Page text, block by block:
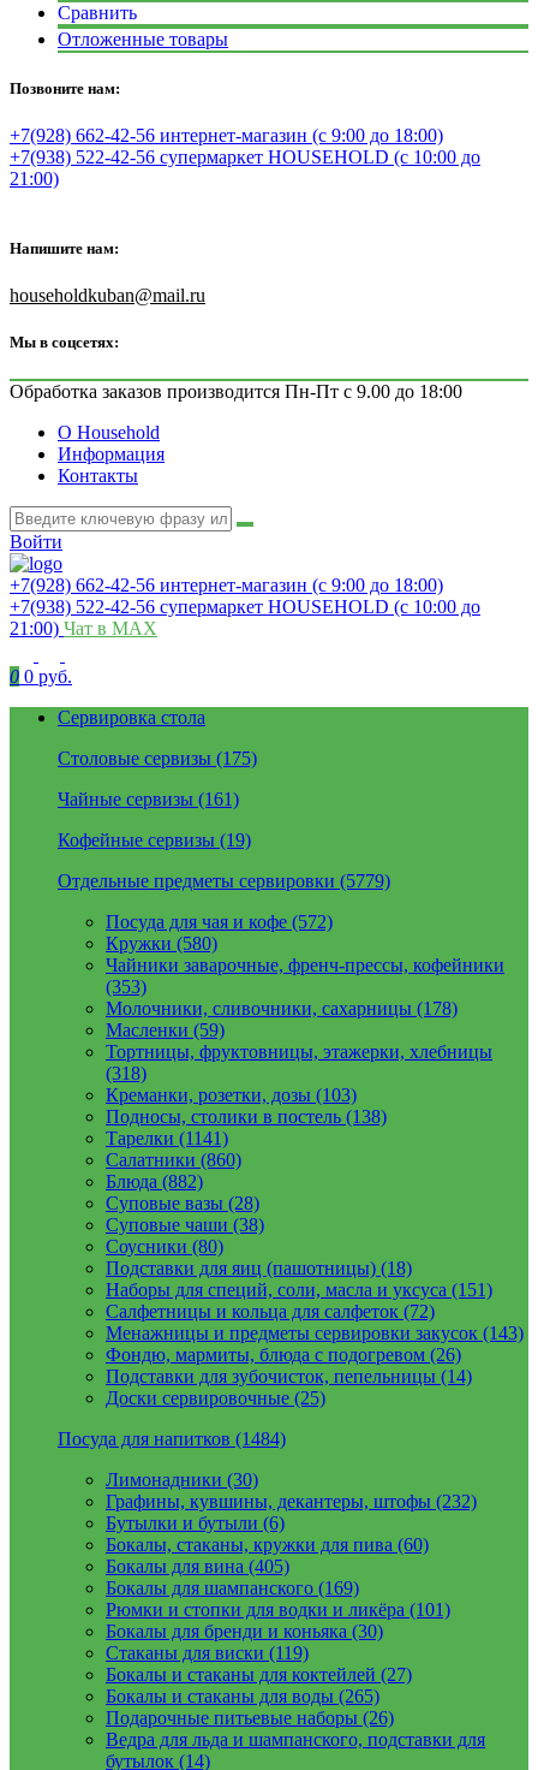
Сравнить
Отложенные товары
Позвоните нам:
+7(928) 662-42-56 интернет-магазин (с 9:00 до 18:00)
+7(938) 522-42-56 супермаркет HOUSEHOLD (с 10:00 до
21:00)
Напишите нам:
householdkuban@mail.ru
Мы в соцсетях:
Обработка заказов производится Пн-Пт с 9.00 до 18:00
О Household
Информация
Контакты
Войти
+7(928) 662-42-56 интернет-магазин (с 9:00 до 18:00)
+7(938) 522-42-56 супермаркет HOUSEHOLD (с 10:00 до
21:00) Чат в MAX
0 0 руб.
Сервировка стола
Столовые сервизы (175)
Чайные сервизы (161)
Кофейные сервизы (19)
Отдельные предметы сервировки (5779)
Посуда для чая и кофе (572)
Кружки (580)
Чайники заварочные, френч-прессы, кофейники
(353)
Молочники, сливочники, сахарницы (178)
Масленки (59)
Тортницы, фруктовницы, этажерки, хлебницы
(318)
Креманки, розетки, дозы (103)
Подносы, столики в постель (138)
Тарелки (1141)
Салатники (860)
Блюда (882)
Суповые вазы (28)
Суповые чаши (38)
Соусники (80)
Подставки для яиц (пашотницы) (18)
Наборы для специй, соли, масла и уксуса (151)
Салфетницы и кольца для салфеток (72)
Менажницы и предметы сервировки закусок (143)
Фондю, мармиты, блюда с подогревом (26)
Подставки для зубочисток, пепельницы (14)
Доски сервировочные (25)
Посуда для напитков (1484)
Лимонадники (30)
Графины, кувшины, декантеры, штофы (232)
Бутылки и бутыли (6)
Бокалы, стаканы, кружки для пива (60)
Бокалы для вина (405)
Бокалы для шампанского (169)
Рюмки и стопки для водки и ликёра (101)
Бокалы для бренди и коньяка (30)
Стаканы для виски (119)
Бокалы и стаканы для коктейлей (27)
Бокалы и стаканы для воды (265)
Подарочные питьевые наборы (26)
Ведра для льда и шампанского, подставки для
бутылок (14)